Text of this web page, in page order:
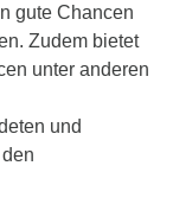
gute Chancen
Zudem bietet
unter anderen
und